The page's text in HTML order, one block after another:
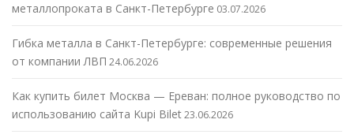
металлопроката в Санкт-Петербурге 03.07.2026
Гибка металла в Санкт-Петербурге: современные решения
от компании ЛВП 24.06.2026
Как купить билет Москва — Ереван: полное руководство по
использованию сайта Kupi Bilet23.06.2026